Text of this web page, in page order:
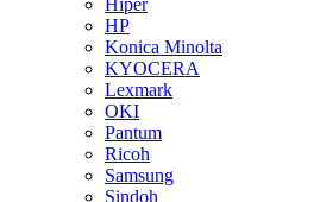
Hiper
HP
Konica Minolta
KYOCERA
Lexmark
OKI
Pantum
Ricoh
Samsung
Sindoh